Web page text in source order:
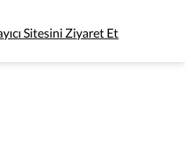
Sitesini Ziyaret Et